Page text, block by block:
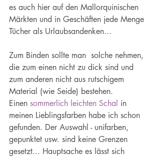
es auch hier auf den Mallorquinischen
Märkten und in Geschäften jede Menge
Tücher als Urlaubsandenken...
Zum Binden sollte man  solche nehmen,
die zum einen nicht zu dick sind und
zum anderen nicht aus rutschigem
Material (wie Seide) bestehen.
Einen sommerlich leichten Schal in
meinen Lieblingsfarben habe ich schon
gefunden. Der Auswahl - unifarben,
gepunktet usw. sind keine Grenzen
gesetzt... Hauptsache es lässt sich